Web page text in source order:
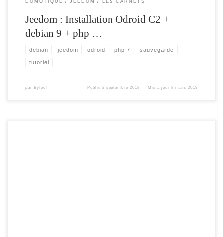
DOMOTIQUE JEEDOM LES CARNETS
Jeedom : Installation Odroid C2 +
debian 9 + php …
debian jeedom odroid php 7 sauvegarde
tutoriel
par Byfeel Publié2 septembre 2018 Mis à jour8 mars 2019